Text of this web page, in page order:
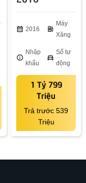
calendar_month 2016 ev_station
Máy
Xăng
info
Nhập
khẩu
directions_car
Số tự
động
1 Tỷ 799
Triệu
Trả trước 539
Triệu